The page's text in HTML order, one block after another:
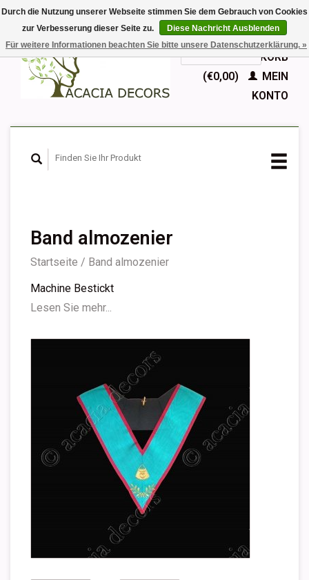
EUR
GBPDeutsch
Nederlands
English
IHR WARENKORB
(€0,00)
MEIN
KONTO
Band almozenier
Startseite / Band almozenier
Machine Bestickt
Lesen Sie mehr...
Durch die Nutzung unserer Webseite stimmen Sie dem Gebrauch von Cookies
zur Verbesserung dieser Seite zu.
Diese Nachricht Ausblenden
Für weitere Informationen beachten Sie bitte unsere Datenschutzerklärung. »